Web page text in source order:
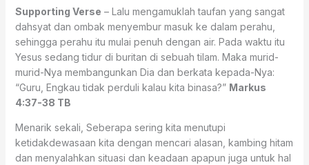
Supporting Verse – Lalu mengamuklah taufan yang sangat
dahsyat dan ombak menyembur masuk ke dalam perahu,
sehingga perahu itu mulai penuh dengan air. Pada waktu itu
Yesus sedang tidur di buritan di sebuah tilam. Maka murid-
murid-Nya membangunkan Dia dan berkata kepada-Nya:
“Guru, Engkau tidak perduli kalau kita binasa?” Markus
4:37‭-‬38 TB
Menarik sekali, Seberapa sering kita menutupi
ketidakdewasaan kita dengan mencari alasan, kambing hitam
dan menyalahkan situasi dan keadaan apapun juga untuk hal